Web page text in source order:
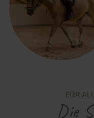
FÜR
Die